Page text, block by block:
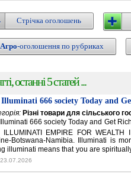
Стрічка оголошень
Агро-оголошення по рубриках
останні 5 статей ...
666 society Today and
Різні товари для сільського
666 society Today and Get
ILLUMINATI EMPIRE FOR WEALTH
Botswana-Namibia. Illuminati is
illuminati means that you are
23.07.2026